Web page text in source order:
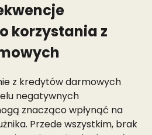
korzystania z
z kredytów darmowych
negatywnych
znacząco wpłynąć na
Przede wszystkim, brak